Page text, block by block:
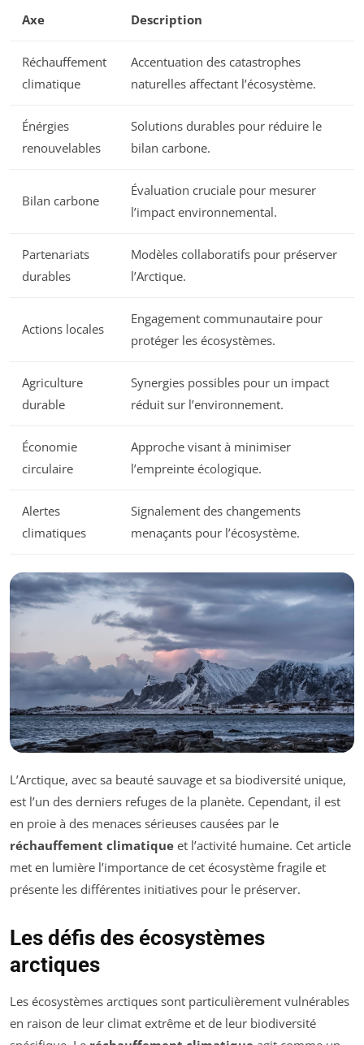
Axe Description
Réchauffement
climatique
Accentuation des catastrophes
naturelles affectant l’écosystème.
Énérgies
renouvelables
Solutions durables pour réduire le
bilan carbone.
Bilan carbone
Évaluation cruciale pour mesurer
l’impact environnemental.
Partenariats
durables
Modèles collaboratifs pour préserver
l’Arctique.
Actions locales
Engagement communautaire pour
protéger les écosystèmes.
Agriculture
durable
Synergies possibles pour un impact
réduit sur l’environnement.
Économie
circulaire
Approche visant à minimiser
l’empreinte écologique.
Alertes
climatiques
Signalement des changements
menaçants pour l’écosystème.
L’Arctique, avec sa beauté sauvage et sa biodiversité unique,
est l’un des derniers refuges de la planète. Cependant, il est
en proie à des menaces sérieuses causées par le
réchauffement climatique et l’activité humaine. Cet article
met en lumière l’importance de cet écosystème fragile et
présente les différentes initiatives pour le préserver.
Les défis des écosystèmes
arctiques
Les écosystèmes arctiques sont particulièrement vulnérables
en raison de leur climat extrême et de leur biodiversité